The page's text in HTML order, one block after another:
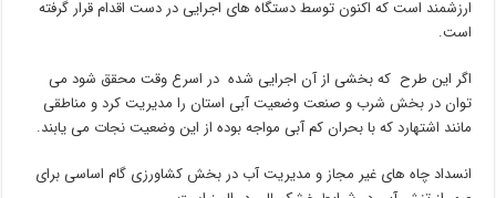
ارزشمند است که اکنون توسط دستگاه های اجرایی در دست اقدام قرار گرفته
است.
اگر این طرح که بخشی از آن اجرایی شده در اسرع وقت محقق شود می
توان در بخش شرب و صنعت وضعیت آبی استان را مدیریت کرد و مناطقی
مانند اشتهارد که با بحران کم آبی مواجه بوده از این وضعیت نجات می یابند.
انسداد چاه های غیر مجاز و مدیریت آب در بخش کشاورزی گام اساسی برای